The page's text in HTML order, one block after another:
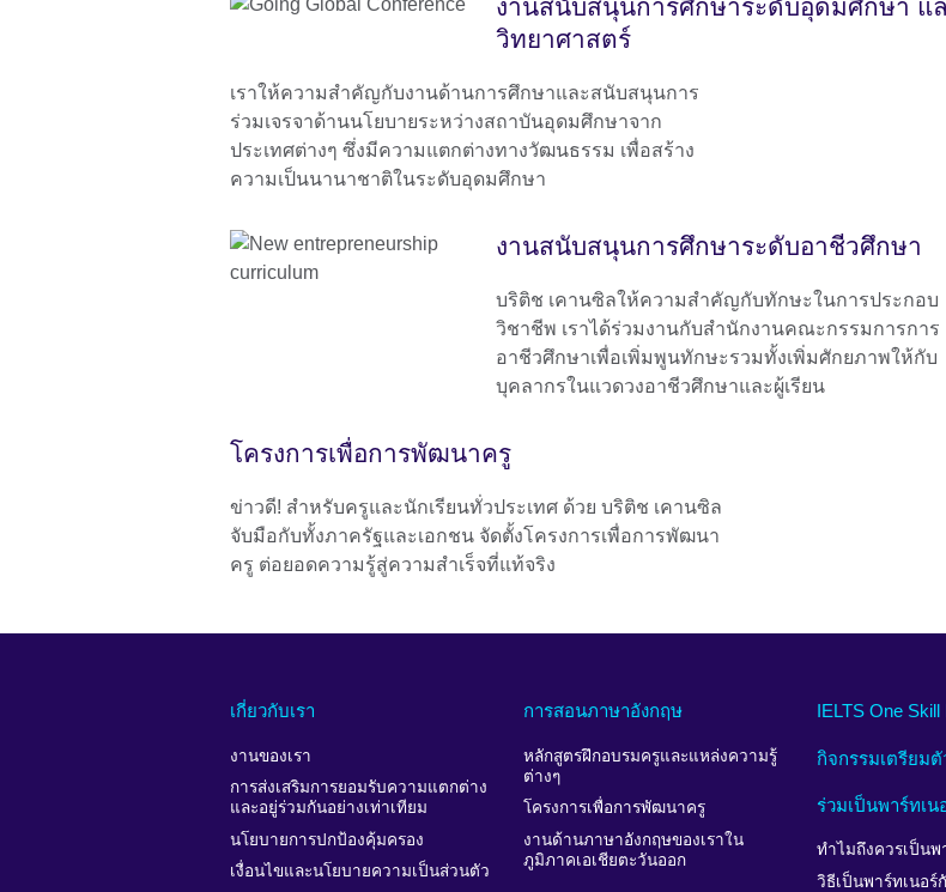
งานสนับสนุนการศึกษาระดับอุดมศึกษา แ
วิทยาศาสตร์
เราให้ความสำคัญกับงานด้านการศึกษาและสนับสนุนการ
ร่วมเจรจาด้านนโยบายระหว่างสถาบันอุดมศึกษาจาก
ประเทศต่างๆ ซึ่งมีความแตกต่างทางวัฒนธรรม เพื่อสร้าง
ความเป็นนานาชาติในระดับอุดมศึกษา
งานสนับสนุนการศึกษาระดับอาชีวศึกษา
บริติช เคานซิลให้ความสำคัญกับทักษะในการประกอบ
วิชาชีพ เราได้ร่วมงานกับสำนักงานคณะกรรมการการ
อาชีวศึกษาเพื่อเพิ่มพูนทักษะรวมทั้งเพิ่มศักยภาพให้กับ
บุคลากรในแวดวงอาชีวศึกษาและผู้เรียน
โครงการเพื่อการพัฒนาครู
ข่าวดี! สำหรับครูและนักเรียนทั่วประเทศ ด้วย บริติช เคานซิล
จับมือกับทั้งภาครัฐและเอกชน จัดตั้งโครงการเพื่อการพัฒนา
ครู ต่อยอดความรู้สู่ความสำเร็จที่แท้จริง
เกี่ยวกับเรา
งานของเรา
การส่งเสริมการยอมรับความแตกต่าง
และอยู่ร่วมกันอย่างเท่าเทียม
นโยบายการปกป้องคุ้มครอง
เงื่อนไขและนโยบายความเป็นส่วนตัว
การสอนภาษาอังกฤษ
หลักสูตรฝึกอบรมครูและแหล่งความรู้
ต่างๆ
โครงการเพื่อการพัฒนาครู
งานด้านภาษาอังกฤษของเราใน
ภูมิภาคเอเชียตะวันออก
IELTS One Skill
กิจกรรมเตรียม
ร่วมเป็นพาร์ทเน
ทำไมถึงควรเป็นพ
วิธีเป็นพาร์ทเนอร์